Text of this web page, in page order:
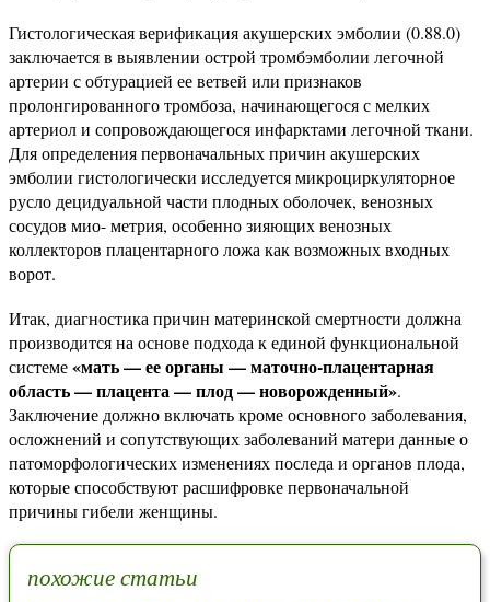
Гистологическая верификация акушерских эмболии (0.88.0)
заключается в выявлении острой тромбэмболии легочной
артерии с обтурацией ее ветвей или признаков
пролонгированного тромбоза, начинающегося с мелких
артериол и сопровождающегося инфарктами легочной ткани.
Для определения первоначальных причин акушерских
эмболии гистологически исследуется микроциркуляторное
русло децидуальной части плодных оболочек, венозных
сосудов мио- метрия, особенно зияющих венозных
коллекторов плацентарного ложа как возможных входных
ворот.
Итак, диагностика причин материнской смертности должна
производится на основе подхода к единой функциональной
системе«мать — ее органы — маточно-плацентарная
область — плацента — плод — новорожденный».
Заключение должно включать кроме основного заболевания,
осложнений и сопутствующих заболеваний матери данные о
патоморфологических изменениях последа и органов плода,
которые способствуют расшифровке первоначальной
причины гибели женщины.
похожие статьи